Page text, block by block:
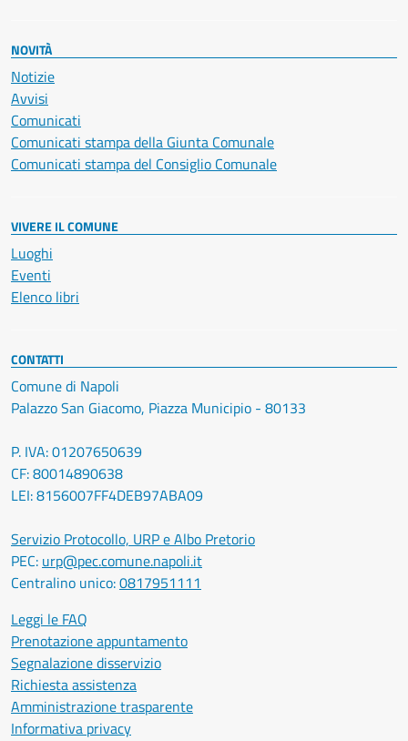
NOVITÀ
Notizie
Avvisi
Comunicati
Comunicati stampa della Giunta Comunale
Comunicati stampa del Consiglio Comunale
VIVERE IL COMUNE
Luoghi
Eventi
Elenco libri
CONTATTI
Comune di Napoli
Palazzo San Giacomo, Piazza Municipio - 80133
P. IVA: 01207650639
CF: 80014890638
LEI: 8156007FF4DEB97ABA09
Servizio Protocollo, URP e Albo Pretorio
PEC: urp@pec.comune.napoli.it
Centralino unico:0817951111
Leggi le FAQ
Prenotazione appuntamento
Segnalazione disservizio
Richiesta assistenza
Amministrazione trasparente
Informativa privacy